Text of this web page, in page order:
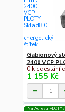
Gabionový
2400 VCP
0 k odeslání
1 155 Kč
Na Adresu PLOTY /